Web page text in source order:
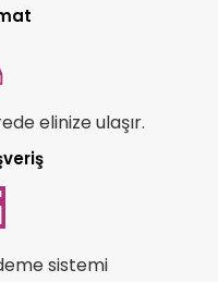
elinize ulaşır.
sistemi